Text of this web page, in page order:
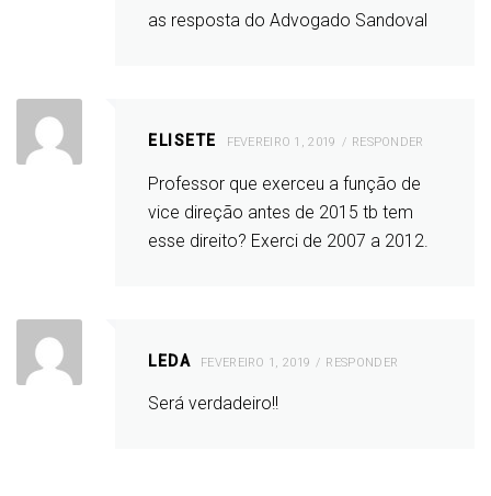
as resposta do Advogado Sandoval
ELISETE FEVEREIRO 1, 2019 RESPONDER
Professor que exerceu a função de
vice direção antes de 2015 tb tem
esse direito? Exerci de 2007 a 2012.
LEDA FEVEREIRO 1, 2019 RESPONDER
Será verdadeiro!!